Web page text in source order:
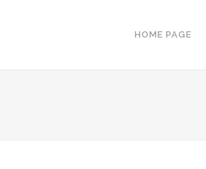
HOME PAGE